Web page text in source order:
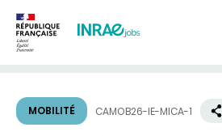
MOBILITÉ CAMOB26-IE-MICA-1